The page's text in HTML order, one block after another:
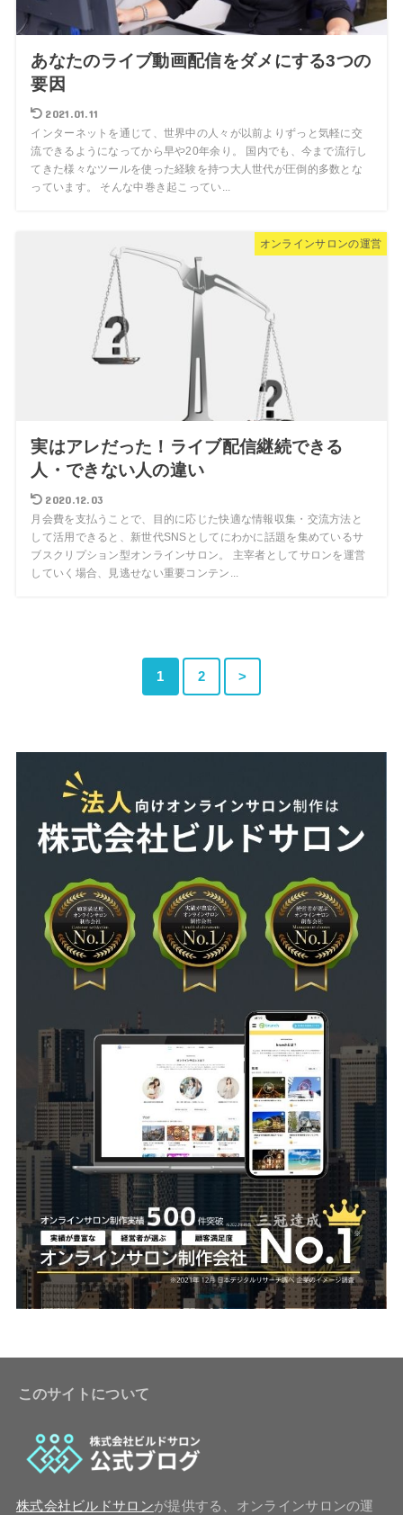
あなたのライブ動画配信をダメにする3つの
要因
2021.01.11
インターネットを通じて、世界中の人々が以前よりずっと気軽に交
流できるようになってから早や20年余り。 国内でも、今まで流行し
てきた様々なツールを使った経験を持つ大人世代が圧倒的多数とな
っています。 そんな中巻き起こってい...
オンラインサロンの運営
実はアレだった！ライブ配信継続できる
人・できない人の違い
2020.12.03
月会費を支払うことで、目的に応じた快適な情報収集・交流方法と
して活用できると、新世代SNSとしてにわかに話題を集めているサ
ブスクリプション型オンラインサロン。 主宰者としてサロンを運営
していく場合、見逃せない重要コンテン...
1 2 >
このサイトについて
株式会社ビルドサロンが提供する、オンラインサロンの運